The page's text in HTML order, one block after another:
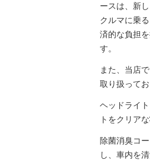
ースは、新
クルマに乗
済的な負担
す。
また、当店
取り扱って
ヘッドライ
トをクリア
除菌消臭コ
し、車内を